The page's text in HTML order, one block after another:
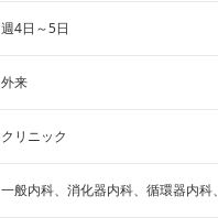
週4日～5日
外来
クリニック